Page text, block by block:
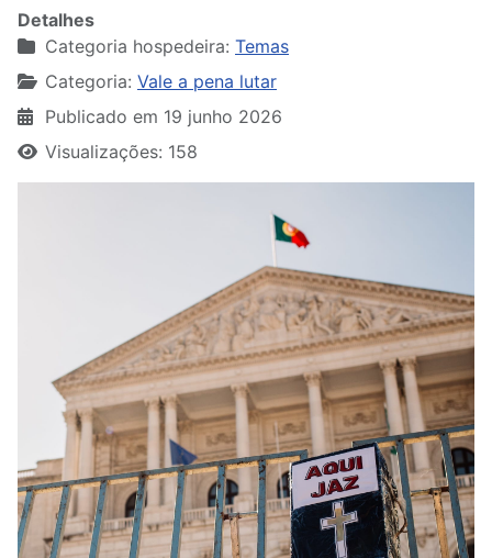
Detalhes
Categoria hospedeira: Temas
Categoria: Vale a pena lutar
Publicado em 19 junho 2026
Visualizações: 158